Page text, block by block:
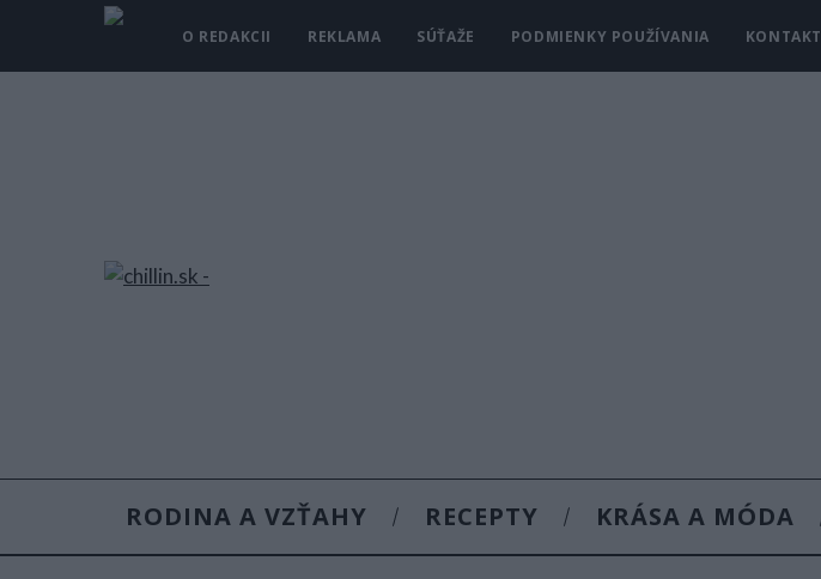
O REDAKCII REKLAMA SÚŤAŽE PODMIENKY POUŽÍVANIA KONTAKT
RODINA A VZŤAHY RECEPTY KRÁSA A MÓDA